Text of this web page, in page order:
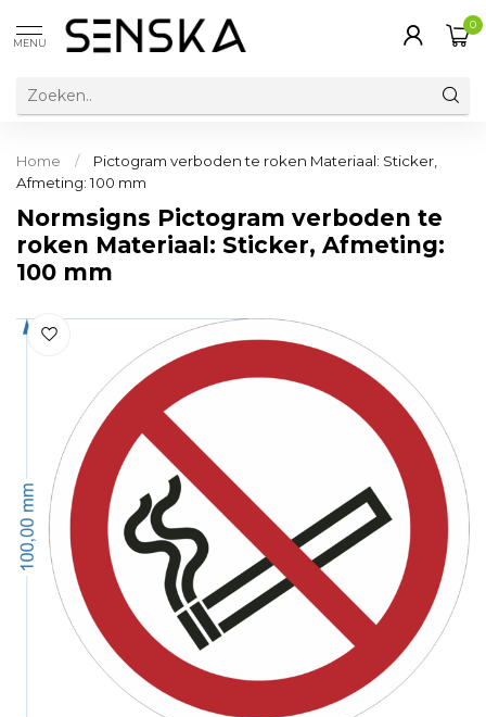
MENU
0
Home /
Pictogram verboden te roken Materiaal: Sticker,
Afmeting: 100 mm
Normsigns Pictogram verboden te
roken Materiaal: Sticker, Afmeting:
100 mm